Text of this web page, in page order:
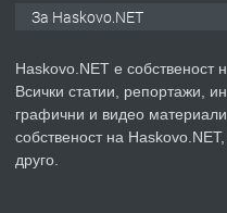
ПРЕДЛАГА
За Haskovo.NET
Haskovo.NET е
Всички статии, репортажи,
графични и видео
собственост на
друго.